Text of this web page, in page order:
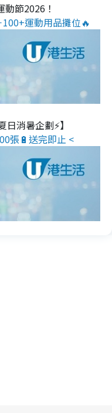
動節2026！
運動用品攤位🔥
日消暑企劃⚡】
張🔋送完即止 <